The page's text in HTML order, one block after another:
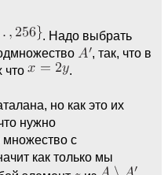
. Надо выбрать
, так, что в
что .
но как это их
нужно
множество с
как только мы